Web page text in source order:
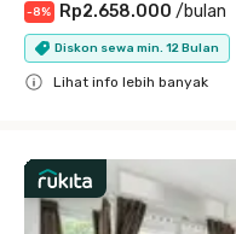
-8% Rp2.658.000 /bulan
Diskon sewa min. 12 Bulan
Lihat info lebih banyak